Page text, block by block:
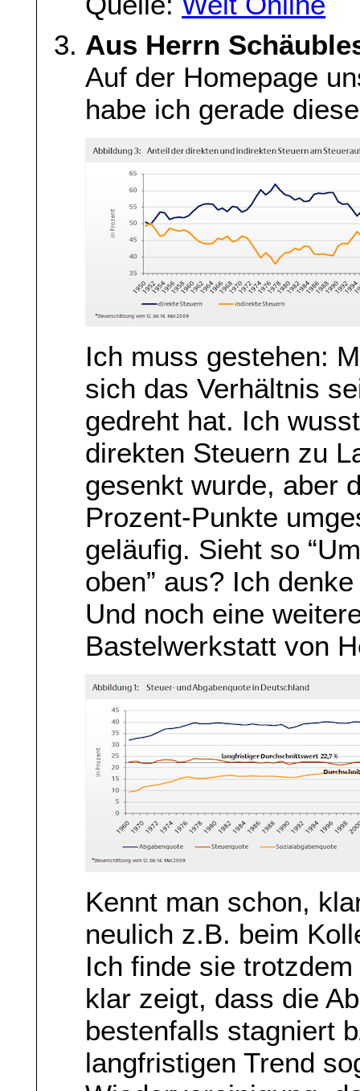
Aus Herrn
Auf der Homepage
habe ich gerade
Ich muss gestehen:
sich das Verhältnis
gedreht hat. Ich
direkten Steuern zu
gesenkt wurde, aber
Prozent-Punkte
geläufig. Sieht so
oben” aus? Ich
Und noch eine
Bastelwerkstatt von
Kennt man schon,
neulich z.B. beim
Ich finde sie
klar zeigt, dass die
bestenfalls stagniert
langfristigen Trend